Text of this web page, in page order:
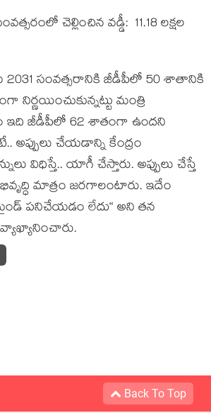
చెల్లించిన వ‌డ్డీ: 11.18 ల‌క్ష‌ల
2031 సంవత్స‌రానికి జీడీపీలో 50 శాతానికి
నిర్ణ‌యించుకున్న‌ట్టు మంత్రి
ఇది జీడీపీలో 62 శాతంగా ఉంద‌ని
అప్పులు చేయ‌డాన్ని కేంద్రం
విధిస్తే.. యాగీ చేస్తారు. అప్పులు చేస్తే
మాత్రం జ‌ర‌గాలంటారు. ఇదేం
ప‌నిచేయ‌డం లేదు“ అని త‌న
వ్యాఖ్యానించారు.
Back To Top